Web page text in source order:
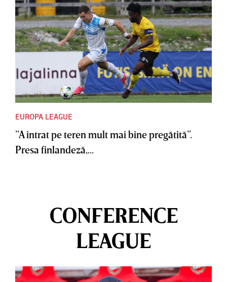
EUROPA LEAGUE
”A intrat pe teren mult mai bine pregătită”.
Presa finlandeză,...
CONFERENCE
LEAGUE